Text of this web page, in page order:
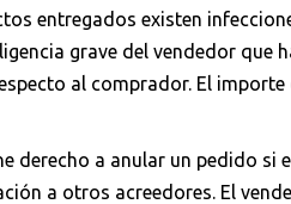
entregados existen
grave del vendedor que
al comprador. El
derecho a anular un pedido
a otros acreedores. El